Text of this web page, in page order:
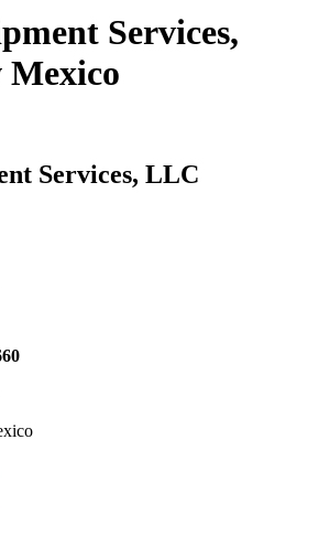
Services,
Services, LLC